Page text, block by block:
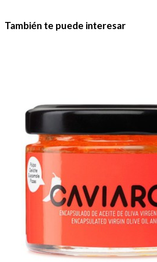
También te puede interesar